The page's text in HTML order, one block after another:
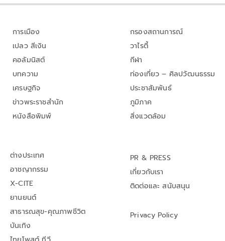
การเมือง
เปลว สีเงิน
คอลัมนิสต์
บทความ
เศรษฐกิจ
ข่าวพระราชสำนัก
หนังสือพิมพ์
กรองสถานการณ์
วาไรตี้
กีฬา
ท่องเที่ยว – ศิลปวัฒนธรรม
ประชาสัมพันธ์
ภูมิภาค
สิ่งแวดล้อม
ต่างประเทศ
อาชญากรรม
X-CITE
ยานยนต์
สาธารณสุข-คุณภาพชีวิต
บันเทิง
PR & PRESS
เกี่ยวกับเรา
ติดต่อและ สนับสนุน
Privacy Policy